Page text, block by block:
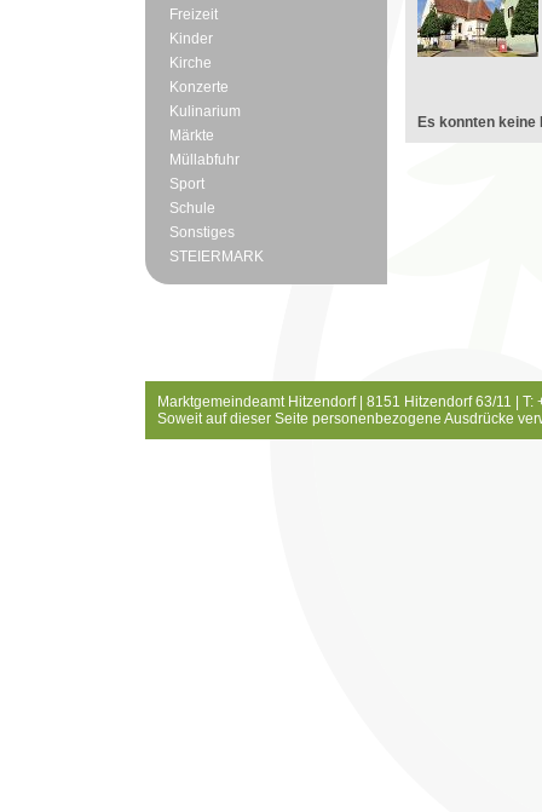
Freizeit
Kinder
Kirche
Konzerte
Kulinarium
Märkte
Müllabfuhr
Sport
Schule
Sonstiges
STEIERMARK
Es konnten keine
Marktgemeindeamt Hitzendorf | 8151 Hitzendorf 63/11 |
Soweit auf dieser Seite personenbezogene Ausdrücke